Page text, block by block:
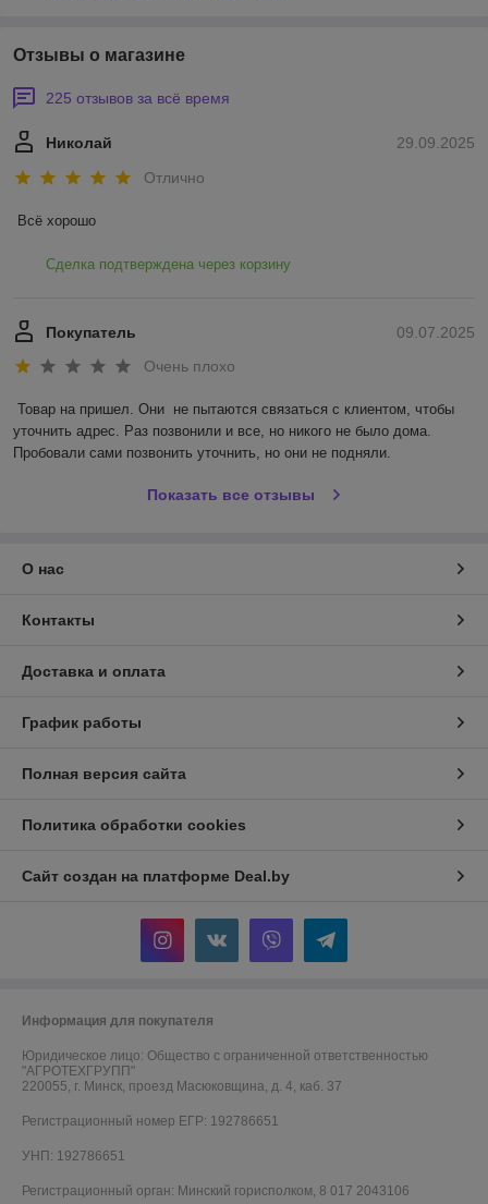
Отзывы о магазине
225 отзывов за всё время
29.09.2025
Николай
Отлично
Всё хорошо
Сделка подтверждена через корзину
09.07.2025
Покупатель
Очень плохо
Товар на пришел. Они  не пытаются связаться с клиентом, чтобы
уточнить адрес. Раз позвонили и все, но никого не было дома.
Пробовали сами позвонить уточнить, но они не подняли.
Показать все отзывы
О нас
Контакты
Доставка и оплата
График работы
Полная версия сайта
Политика обработки cookies
Сайт создан на платформе Deal.by
Информация для покупателя
Юридическое лицо: Общество с ограниченной ответственностью
"АГРОТЕХГРУПП"
220055, г. Минск, проезд Масюковщина, д. 4, каб. 37
Регистрационный номер ЕГР: 192786651
УНП: 192786651
Регистрационный орган: Минский горисполком, 8 017 2043106